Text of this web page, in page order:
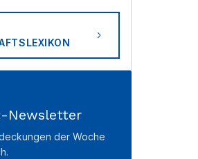
Newsletter
der Woche